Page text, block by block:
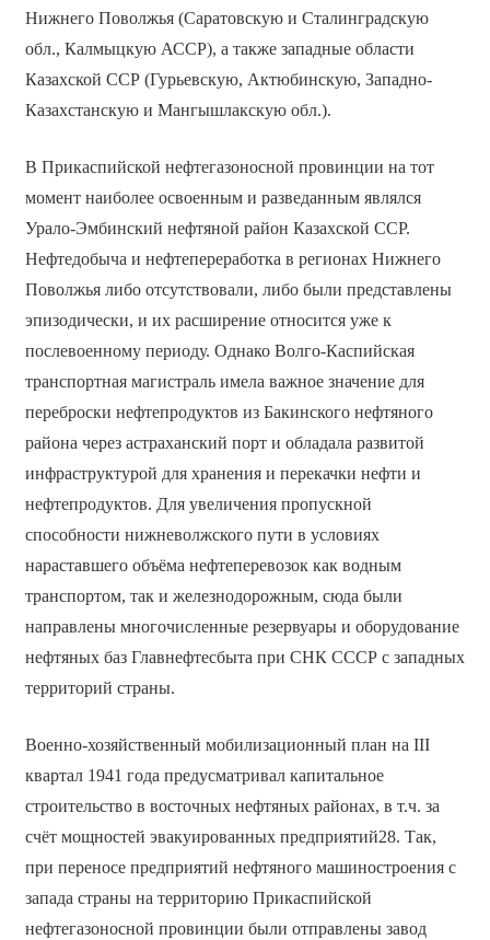
Нижнего Поволжья (Саратовскую и Сталинградскую
обл., Калмыцкую АССР), а также западные области
Казахской ССР (Гурьевскую, Актюбинскую, Западно-
Казахстанскую и Мангышлакскую обл.).
В Прикаспийской нефтегазоносной провинции на тот
момент наиболее освоенным и разведанным являлся
Урало-Эмбинский нефтяной район Казахской ССР.
Нефтедобыча и нефтепереработка в регионах Нижнего
Поволжья либо отсутствовали, либо были представлены
эпизодически, и их расширение относится уже к
послевоенному периоду. Однако Волго-Каспийская
транспортная магистраль имела важное значение для
переброски нефтепродуктов из Бакинского нефтяного
района через астраханский порт и обладала развитой
инфраструктурой для хранения и перекачки нефти и
нефтепродуктов. Для увеличения пропускной
способности нижневолжского пути в условиях
нараставшего объёма нефтеперевозок как водным
транспортом, так и железнодорожным, сюда были
направлены многочисленные резервуары и оборудование
нефтяных баз Главнефтесбыта при СНК СССР с западных
территорий страны.
Военно-хозяйственный мобилизационный план на III
квартал 1941 года предусматривал капитальное
строительство в восточных нефтяных районах, в т.ч. за
счёт мощностей эвакуированных предприятий28. Так,
при переносе предприятий нефтяного машиностроения с
запада страны на территорию Прикаспийской
нефтегазоносной провинции были отправлены завод